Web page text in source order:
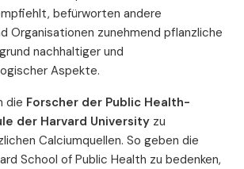
befürworten andere
Organisationen zunehmend pflanzliche
nachhaltiger und
Aspekte.
die Forscher der Public Health-
der Harvard University zu
Calciumquellen. So geben die
School of Public Health zu bedenken,